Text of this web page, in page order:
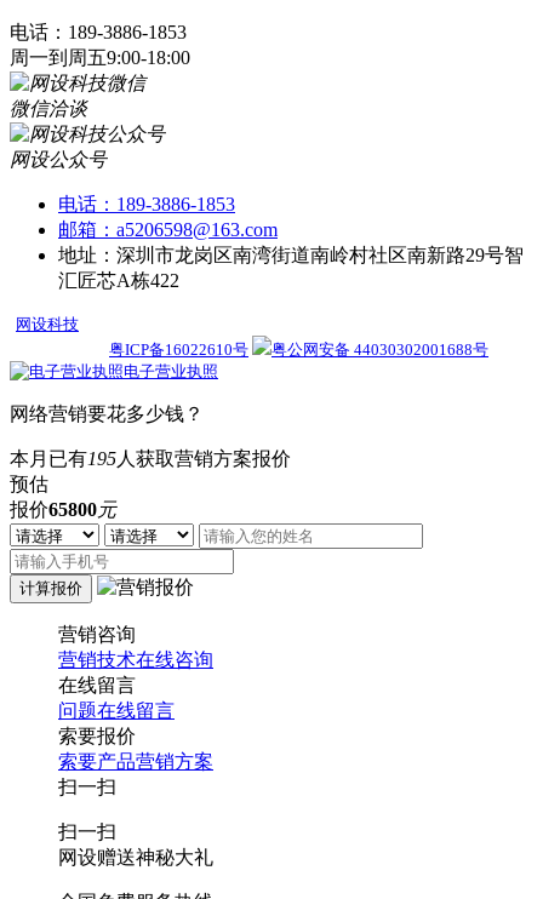
电话：189-3886-1853
周一到周五9:00-18:00
微信洽谈
网设公众号
电话：189-3886-1853
邮箱：a5206598@163.com
地址：深圳市龙岗区南湾街道南岭村社区南新路29号智
汇匠芯A栋422
网设科技
粤ICP备16022610号
粤公网安备 44030302001688号
电子营业执照
网络营销要花多少钱？
本月已有195人获取营销方案报价
预估
报价65800元
营销咨询
营销技术在线咨询
在线留言
问题在线留言
索要报价
索要产品营销方案
扫一扫
扫一扫
网设赠送神秘大礼